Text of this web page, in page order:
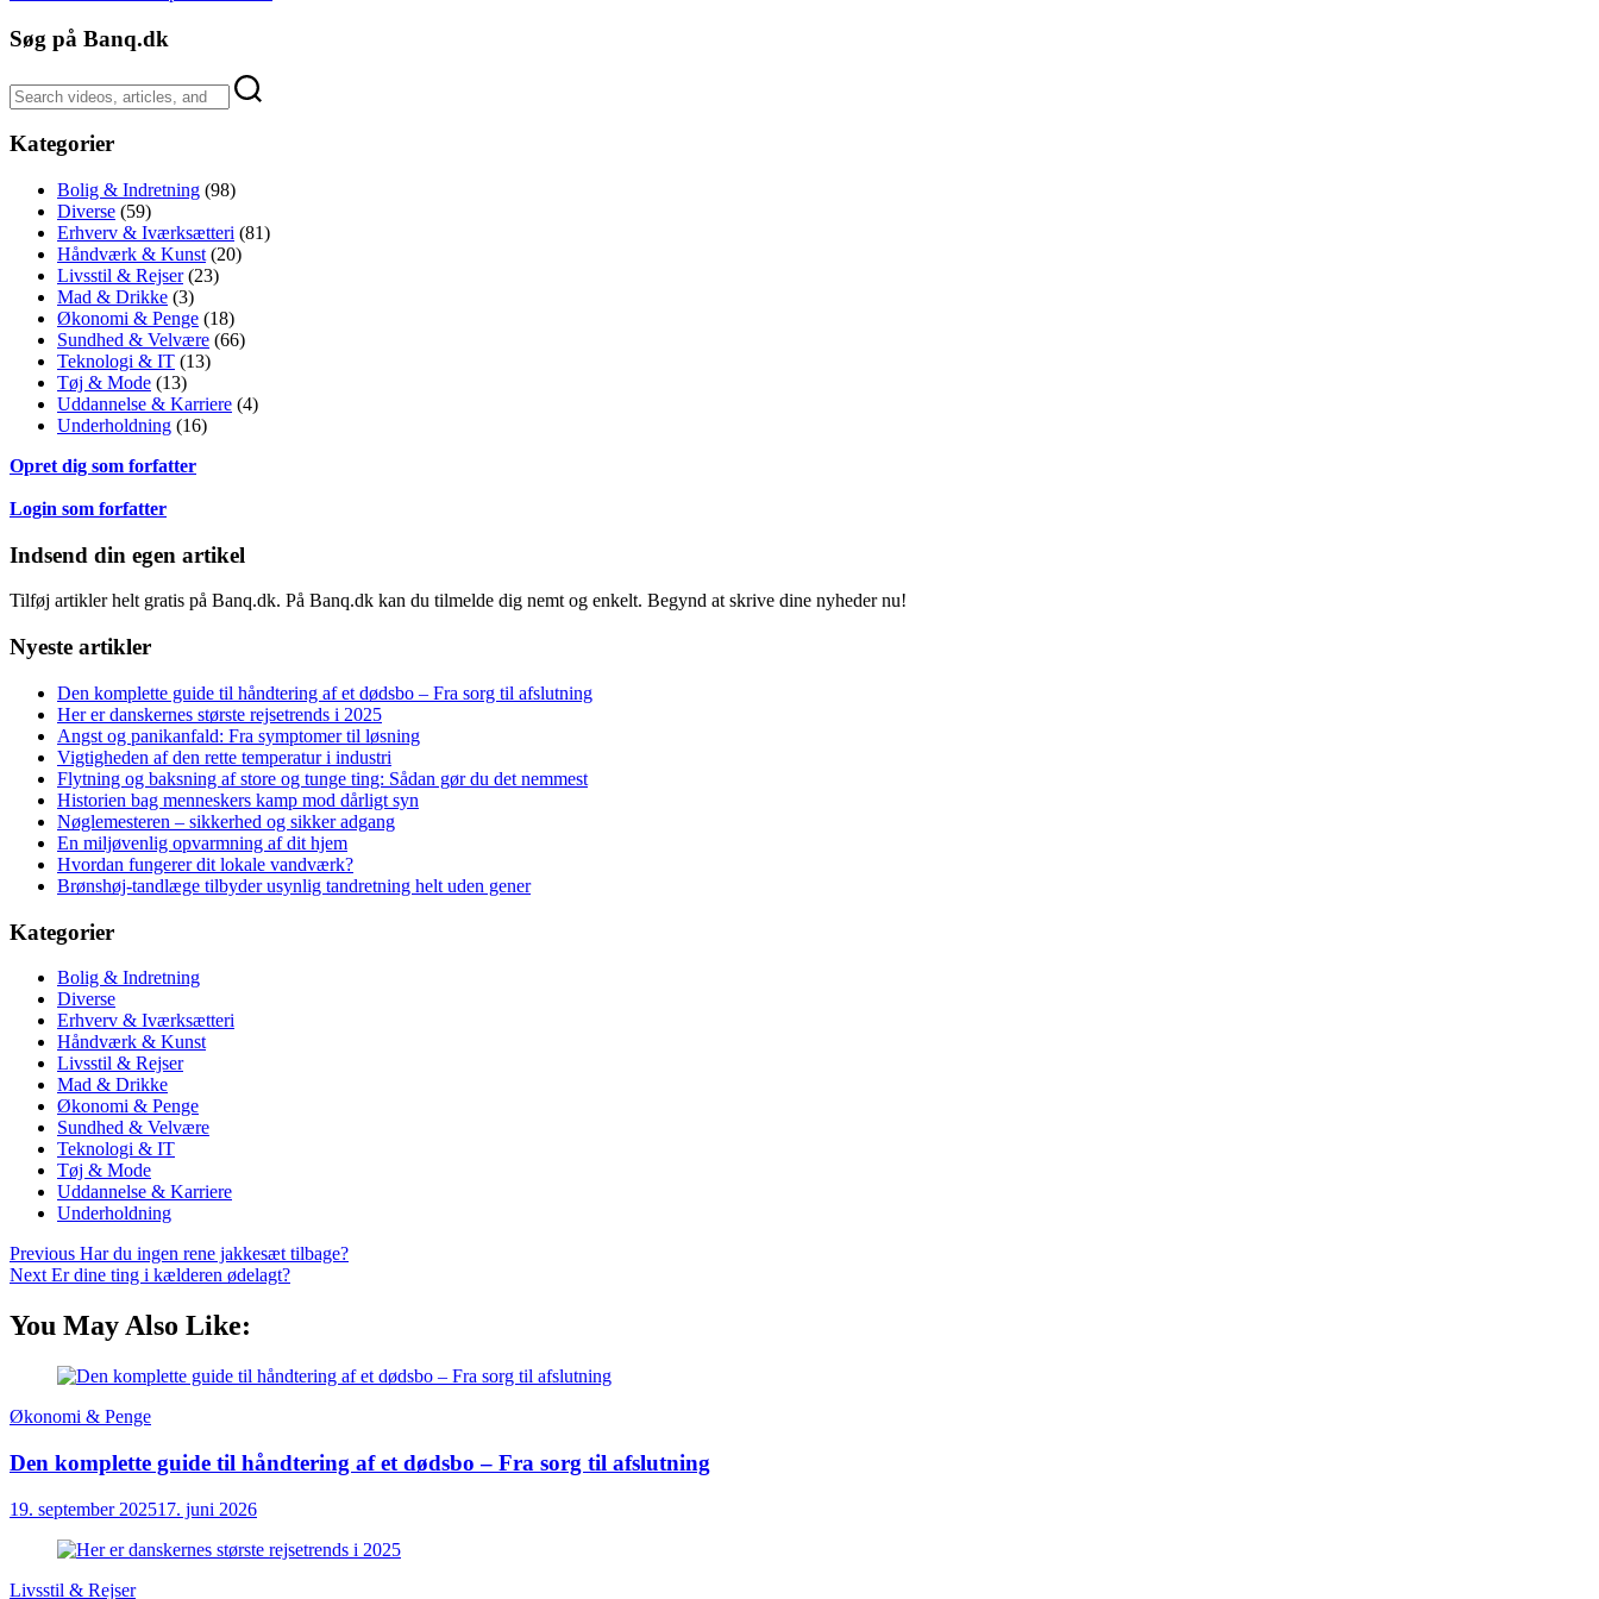
Søg på Banq.dk
Kategorier
Bolig & Indretning (98)
Diverse (59)
Erhverv & Iværksætteri (81)
Håndværk & Kunst (20)
Livsstil & Rejser(23)
Mad & Drikke (3)
Økonomi & Penge (18)
Sundhed & Velvære (66)
Teknologi & IT (13)
Tøj & Mode (13)
Uddannelse & Karriere (4)
Underholdning (16)
Opret dig som forfatter
Login som forfatter
Indsend din egen artikel
Tilføj artikler helt gratis på Banq.dk. På Banq.dk kan du tilmelde dig nemt og enkelt. Begynd at skrive dine nyheder nu!
Nyeste artikler
Den komplette guide til håndtering af et dødsbo – Fra sorg til afslutning
Her er danskernes største rejsetrends i 2025
Angst og panikanfald: Fra symptomer til løsning
Vigtigheden af den rette temperatur i industri
Flytning og baksning af store og tunge ting: Sådan gør du det nemmest
Historien bag menneskers kamp mod dårligt syn
Nøglemesteren – sikkerhed og sikker adgang
En miljøvenlig opvarmning af dit hjem
Hvordan fungerer dit lokale vandværk?
Brønshøj-tandlæge tilbyder usynlig tandretning helt uden gener
Kategorier
Bolig & Indretning
Diverse
Erhverv & Iværksætteri
Håndværk & Kunst
Livsstil & Rejser
Mad & Drikke
Økonomi & Penge
Sundhed & Velvære
Teknologi & IT
Tøj & Mode
Uddannelse & Karriere
Underholdning
Previous Har du ingen rene jakkesæt tilbage?
Next Er dine ting i kælderen ødelagt?
You May Also Like:
Økonomi & Penge
Den komplette guide til håndtering af et dødsbo – Fra sorg til afslutning
19. september 202517. juni 2026
Livsstil & Rejser